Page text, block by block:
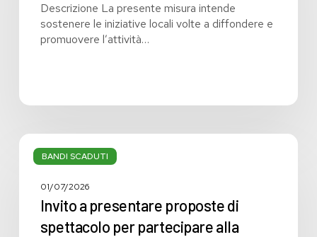
Descrizione La presente misura intende
sostenere le iniziative locali volte a diffondere e
promuovere l’attività…
BANDI SCADUTI
Invito
proposte
spettacolo
01/07/2026
Invito a presentare proposte di
spettacolo per partecipare alla